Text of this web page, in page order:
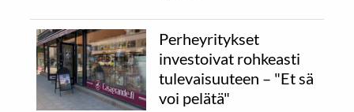
Perheyritykset
investoivat rohkeasti
tulevaisuuteen – "Et sä
voi pelätä"